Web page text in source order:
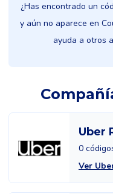
¿Has encontrado un
y aún no aparece en
ayuda a otros
Uber
0
Ver